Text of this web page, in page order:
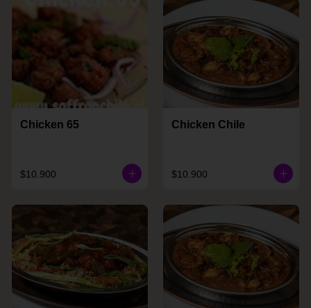
Chicken 65
$10.900
Chicken Chile
$10.900